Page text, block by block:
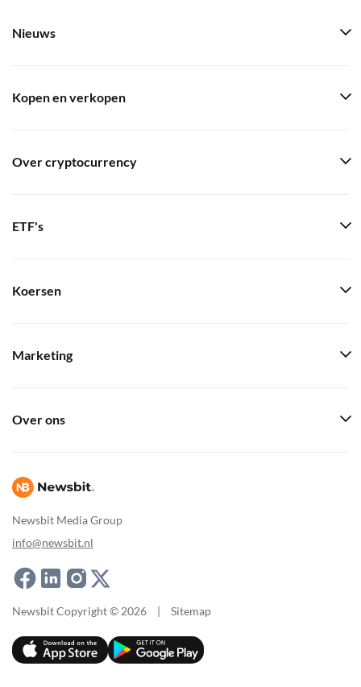
Newsbit Media Group
info@newsbit.nl
Nieuws
Kopen en verkopen
Over cryptocurrency
ETF's
Koersen
Marketing
Over ons
Newsbit Copyright © 2026 | Sitemap